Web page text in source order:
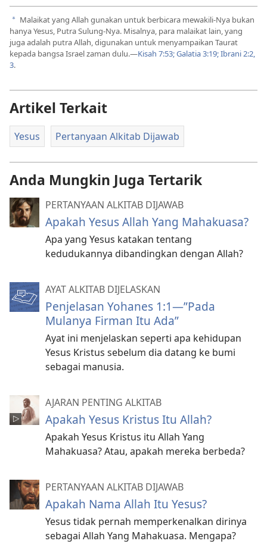
a Malaikat yang Allah gunakan untuk berbicara mewakili-Nya bukan
hanya Yesus, Putra Sulung-Nya. Misalnya, para malaikat lain, yang
juga adalah putra Allah, digunakan untuk menyampaikan Taurat
kepada bangsa Israel zaman dulu.—Kisah 7:53;Galatia 3:19;Ibrani 2:2,
3.
Artikel Terkait
Yesus Pertanyaan Alkitab Dijawab
Anda Mungkin Juga Tertarik
PERTANYAAN ALKITAB DIJAWAB
Apakah Yesus Allah Yang Mahakuasa?
Apa yang Yesus katakan tentang
kedudukannya dibandingkan dengan Allah?
AYAT ALKITAB DIJELASKAN
Penjelasan Yohanes 1:1​—”Pada
Mulanya Firman Itu Ada”
Ayat ini menjelaskan seperti apa kehidupan
Yesus Kristus sebelum dia datang ke bumi
sebagai manusia.
AJARAN PENTING ALKITAB
Apakah Yesus Kristus Itu Allah?
Apakah Yesus Kristus itu Allah Yang
Mahakuasa? Atau, apakah mereka berbeda?
PERTANYAAN ALKITAB DIJAWAB
Apakah Nama Allah Itu Yesus?
Yesus tidak pernah memperkenalkan dirinya
sebagai Allah Yang Mahakuasa. Mengapa?